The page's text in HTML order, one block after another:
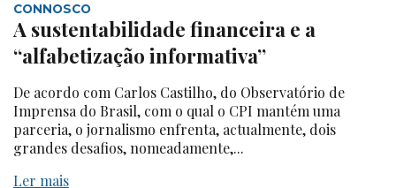
CONNOSCO
A sustentabilidade financeira e a
“alfabetização informativa”
De acordo com Carlos Castilho, do Observatório de
Imprensa do Brasil, com o qual o CPI mantém uma
parceria, o jornalismo enfrenta, actualmente, dois
grandes desafios, nomeadamente,...
Ler mais